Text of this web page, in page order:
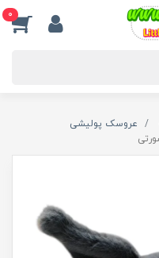
0
عروسک پولیشی